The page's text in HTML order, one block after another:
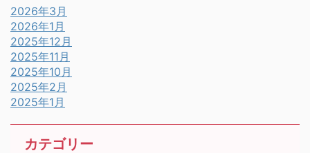
2026年3月
2026年1月
2025年12月
2025年11月
2025年10月
2025年2月
2025年1月
カテゴリー